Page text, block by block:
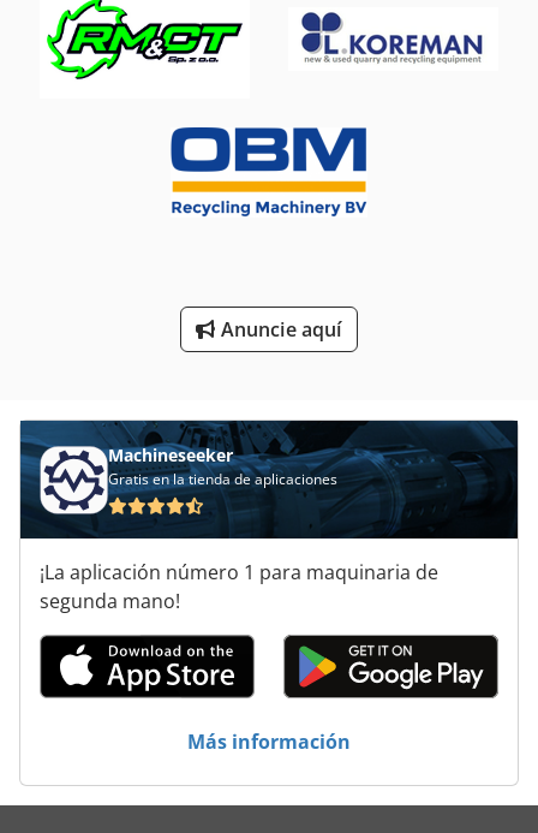
Herramientas Para
Máquinas De Herramientas
Piezas De Recambio
Anuncie aquí
Machineseeker
Gratis en la tienda de aplicaciones
¡La aplicación número 1 para maquinaria de
segunda mano!
Más información